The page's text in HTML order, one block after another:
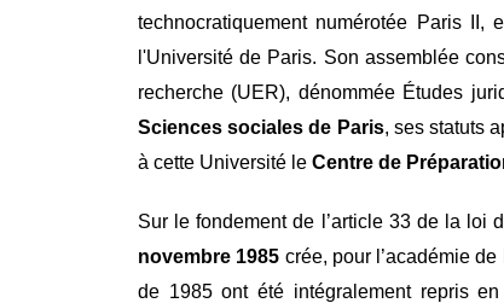
technocratiquement numérotée Paris
l'Université de Paris. Son assemblée
recherche (UER), dénommée Études
Sciences sociales de Paris, ses statuts
à cette Université le Centre de
Sur le fondement de l’article 33 de la loi
novembre 1985 crée, pour l’académie
de 1985 ont été intégralement repris